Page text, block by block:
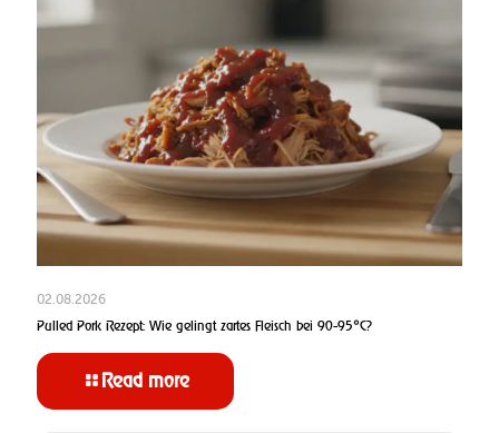
02.08.2026
Pulled Pork Rezept: Wie gelingt zartes Fleisch bei 90-95°C?
Read more